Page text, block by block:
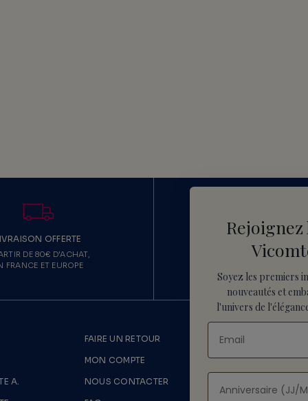
OFFERTE
DE 80€ D'ACHAT,
FRANCE ET EUROPE
ECHANGE &
ECHANGE OFFERT,
A.
FAIRE UN RETOUR
MON COMPTE
NOUS CONTACTER
MENTIONS
Rejoignez
Soyez les premiers
nouveautés et
l'univers de